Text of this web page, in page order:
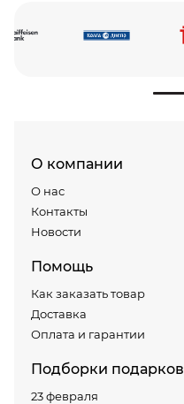
О компании
О нас
Контакты
Новости
Помощь
Как заказать товар
Доставка
Оплата и гарантии
Подборки подарков
23 февраля